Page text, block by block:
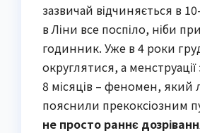
зазвичай відчиняється в
в Ліни все поспіло, ніби
годинник. Уже в 4 роки
округлятися, а
8 місяців – феномен, який
пояснили прекоксіозним
не просто раннє